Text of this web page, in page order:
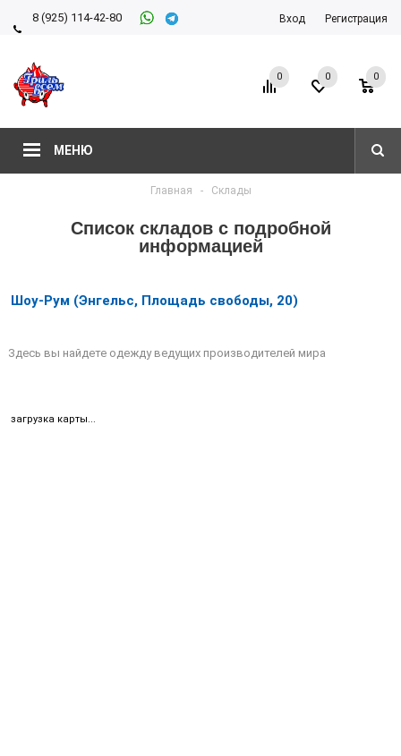
8 (925) 114-42-80
Вход Регистрация
МЕНЮ
0 0
0
Главная - Склады
Список складов с подробной
информацией
Шоу-Рум (Энгельс, Площадь свободы, 20)
Здесь вы найдете одежду ведущих производителей мира
загрузка карты...